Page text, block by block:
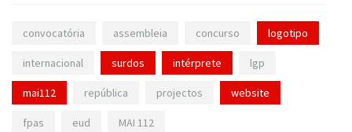
convocatória assembleia concurso logotipo
internacional surdos intérprete lgp
mai112 república projectos website
fpas eud MAI 112